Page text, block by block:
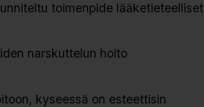
toimenpide lääketieteelliset
narskuttelun hoito
kyseessä on esteettisin